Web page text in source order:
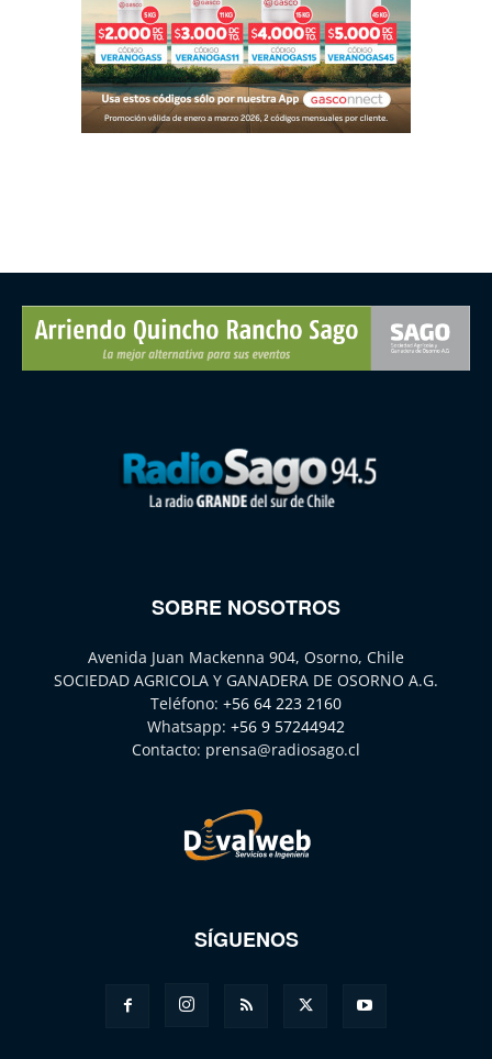
SOBRE NOSOTROS
Avenida Juan Mackenna 904, Osorno, Chile
SOCIEDAD AGRICOLA Y GANADERA DE OSORNO A.G.
Teléfono: +56 64 223 2160
Whatsapp: +56 9 57244942
Contacto: prensa@radiosago.cl
SÍGUENOS